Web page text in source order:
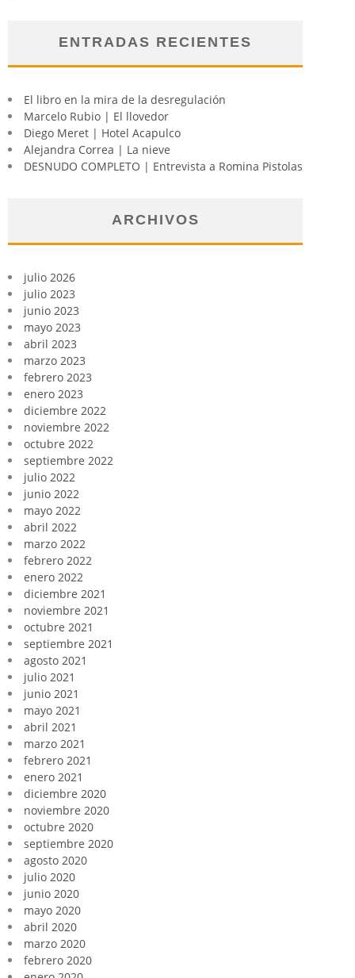
ENTRADAS RECIENTES
El libro en la mira de la desregulación
Marcelo Rubio | El llovedor
Diego Meret | Hotel Acapulco
Alejandra Correa | La nieve
DESNUDO COMPLETO | Entrevista a Romina Pistolas
ARCHIVOS
julio 2026
julio 2023
junio 2023
mayo 2023
abril 2023
marzo 2023
febrero 2023
enero 2023
diciembre 2022
noviembre 2022
octubre 2022
septiembre 2022
julio 2022
junio 2022
mayo 2022
abril 2022
marzo 2022
febrero 2022
enero 2022
diciembre 2021
noviembre 2021
octubre 2021
septiembre 2021
agosto 2021
julio 2021
junio 2021
mayo 2021
abril 2021
marzo 2021
febrero 2021
enero 2021
diciembre 2020
noviembre 2020
octubre 2020
septiembre 2020
agosto 2020
julio 2020
junio 2020
mayo 2020
abril 2020
marzo 2020
febrero 2020